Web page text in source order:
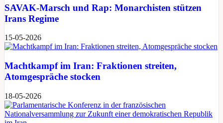
SAVAK-Marsch und Rap: Monarchisten stützen
Irans Regime
15-05-2026
Machtkampf im Iran: Fraktionen streiten,
Atomgespräche stocken
18-05-2026